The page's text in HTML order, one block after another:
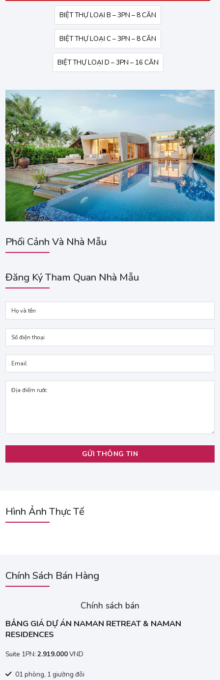
BIỆT THỰ LOẠI B – 3PN – 8 CĂN
BIỆT THỰ LOẠI C – 3PN – 8 CĂN
BIỆT THỰ LOẠI D – 3PN – 16 CĂN
Phối Cảnh Và Nhà Mẫu
Đăng Ký Tham Quan Nhà Mẫu
Hình Ảnh Thực Tế
Chính Sách Bán Hàng
Chính sách bán
BẢNG GIÁ DỰ ÁN NAMAN RETREAT & NAMAN
RESIDENCES
Suite 1PN: 2.919.000VND
01 phòng, 1 giường đôi